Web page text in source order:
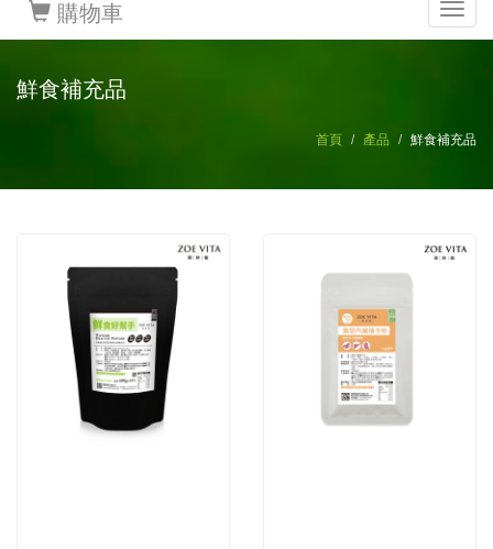
購物車
鮮食補充品
首頁 產品 鮮食補充品